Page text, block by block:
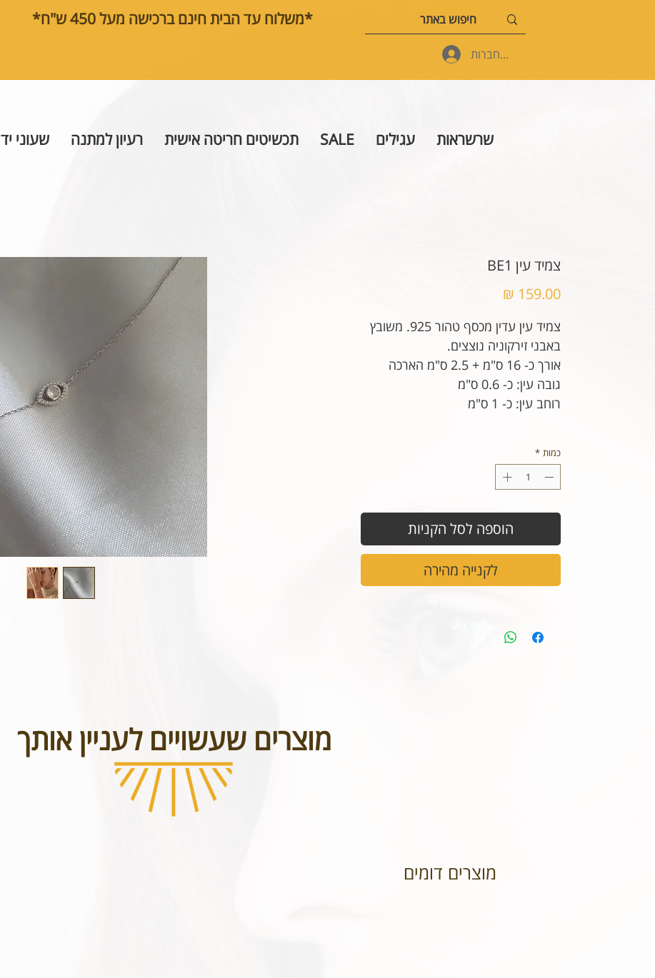
*משלוח עד הבית חינם ברכישה מעל 450 ש"ח*
להתחברות
שרשראות עגילים SALE תכשיטים חריטה אישית רעיון למתנה שעוני יד
צמיד עין BE1
צמיד עין עדין מכסף טהור 925. משובץ
באבני זירקוניה נוצצים.
אורך כ- 16 ס"מ + 2.5 ס"מ הארכה
גובה עין: כ- 0.6 ס"מ
רוחב עין: כ- 1 ס"מ
כמות *
הוספה לסל הקניות
לקנייה מהירה
מוצרים שעשויים לעניין אותך
מוצרים דומים